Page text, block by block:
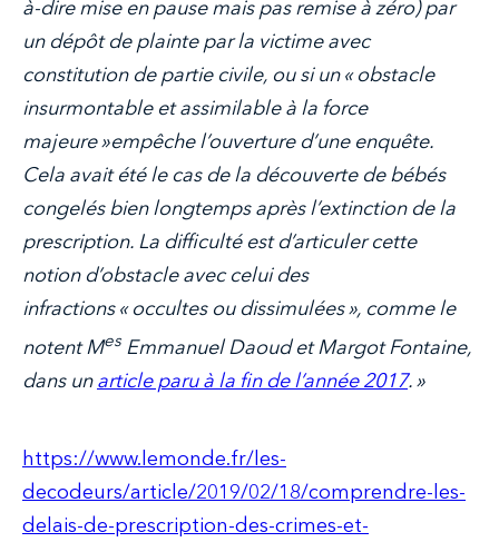
à-dire mise en pause mais pas remise à zéro) par
un dépôt de plainte par la victime avec
constitution de partie civile, ou si un « obstacle
insurmontable et assimilable à la force
majeure »empêche l’ouverture d’une enquête.
Cela avait été le cas de la découverte de bébés
congelés bien longtemps après l’extinction de la
prescription. La difficulté est d’articuler cette
notion d’obstacle avec celui des
infractions « occultes ou dissimulées », comme le
notent Mes Emmanuel Daoud et Margot Fontaine,
dans un article paru à la fin de l’année 2017. »
https://www.lemonde.fr/les-
decodeurs/article/2019/02/18/comprendre-les-
delais-de-prescription-des-crimes-et-